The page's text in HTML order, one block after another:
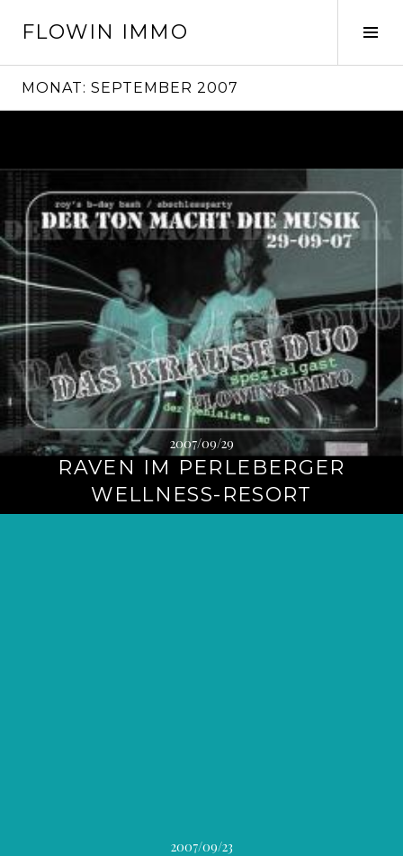
zumFLOWIN IMMO
MONAT: SEPTEMBER 2007
2007/09/29
RAVEN IM PERLEBERGER
WELLNESS-RESORT
2007/09/23